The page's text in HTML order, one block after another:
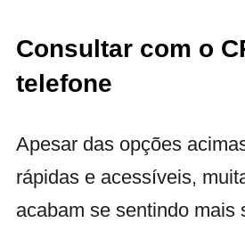
Consultar com o
telefone
Apesar das opções
rápidas e acessíveis,
acabam se sentindo mais